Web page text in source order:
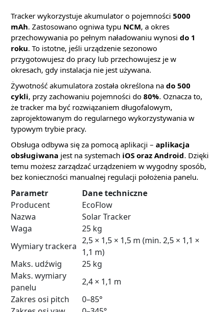
Tracker wykorzystuje akumulator o pojemności 5000
mAh. Zastosowano ogniwa typu NCM, a okres
przechowywania po pełnym naładowaniu wynosi do 1
roku. To istotne, jeśli urządzenie sezonowo
przygotowujesz do pracy lub przechowujesz je w
okresach, gdy instalacja nie jest używana.
Żywotność akumulatora została określona na do 500
cykli, przy zachowaniu pojemności do 80%. Oznacza to,
że tracker ma być rozwiązaniem długofalowym,
zaprojektowanym do regularnego wykorzystywania w
typowym trybie pracy.
Obsługa odbywa się za pomocą aplikacji – aplikacja
obsługiwana jest na systemach iOS oraz Android. Dzięki
temu możesz zarządzać urządzeniem w wygodny sposób,
bez konieczności manualnej regulacji położenia panelu.
Parametr
Dane techniczne
Producent
EcoFlow
Nazwa
Solar Tracker
Waga
25 kg
Wymiary trackera
2,5 × 1,5 × 1,5 m (min. 2,5 × 1,1 ×
1,1 m)
Maks. udźwig
25 kg
Maks. wymiary
panelu
2,4 × 1,1 m
Zakres osi pitch
0–85°